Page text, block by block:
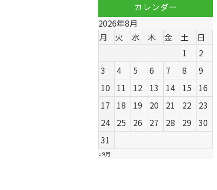
カレンダー
2026年8月
月
火 水 木 金 土
日
1
2
3
4 5 6 7 8
9
10
11 12 13 14 15
16
17
18 19 20 21 22
23
24 25 26 27 28 29
30
31
« 9月